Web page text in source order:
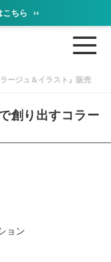
こちら ››
ージュ＆イラスト』販売
創り出すコラー
ョン